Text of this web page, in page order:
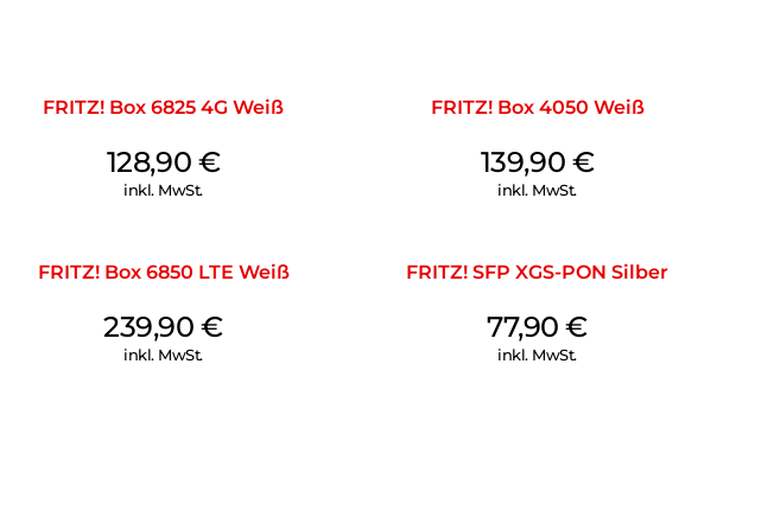
FRITZ! Box 6825 4G Weiß
128,90 €
inkl. MwSt.
FRITZ! Box 4050 Weiß
139,90 €
inkl. MwSt.
FRITZ! Box 6850 LTE Weiß
239,90€
inkl. MwSt.
FRITZ! SFP XGS-PON Silber
77,90€
inkl. MwSt.